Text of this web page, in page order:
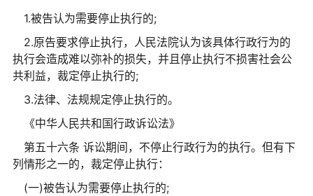
1.被告认为需要停止执行的;
2.原告要求停止执行，人民法院认为该具体行政行为的
执行会造成难以弥补的损失，并且停止执行不损害社会公
共利益，裁定停止执行的;
3.法律、法规规定停止执行的。
《中华人民共和国行政诉讼法》
第五十六条 诉讼期间，不停止行政行为的执行。但有下
列情形之一的，裁定停止执行：
(一)被告认为需要停止执行的;